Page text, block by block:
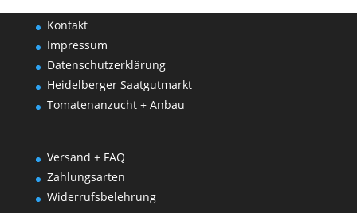
Kontakt
Impressum
Datenschutzerklärung
Heidelberger Saatgutmarkt
Tomatenanzucht + Anbau
Versand + FAQ
Zahlungsarten
Widerrufsbelehrung